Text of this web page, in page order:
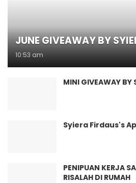
JUNE GIVEAWAY BY
10:53 am
MINI GIVEAWAY BY
Syiera Firdaus's
PENIPUAN KERJA
RISALAH DI RUMAH